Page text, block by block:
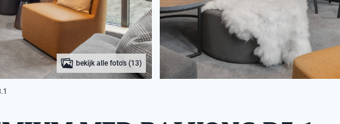
bekijk alle foto's (13)